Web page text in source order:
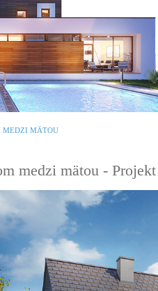
MEDZI MÄTOU
medzi mätou -